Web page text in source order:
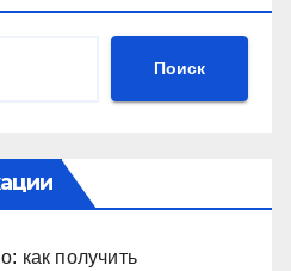
Поиск
как получить